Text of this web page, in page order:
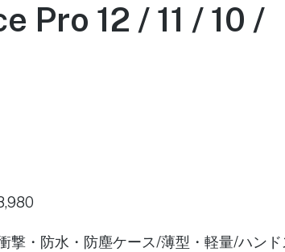
Pro 12 / 11 / 10 /
撃・防水・防塵ケース/薄型・軽量/ハンド